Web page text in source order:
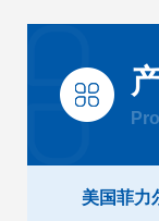
美国菲力